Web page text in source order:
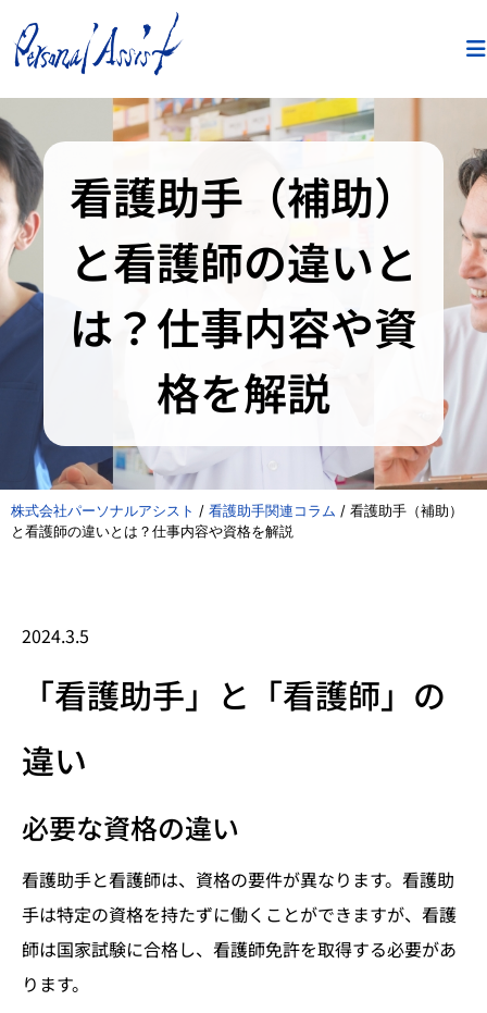
看護助手（補助）
と看護師の違いと
は？仕事内容や資
格を解説
株式会社パーソナルアシスト / 看護助手関連コラム / 看護助手（補助）
と看護師の違いとは？仕事内容や資格を解説
2024.3.5
「看護助手」と「看護師」の
違い
必要な資格の違い
看護助手と看護師は、資格の要件が異なります。看護助
手は特定の資格を持たずに働くことができますが、看護
師は国家試験に合格し、看護師免許を取得する必要があ
ります。